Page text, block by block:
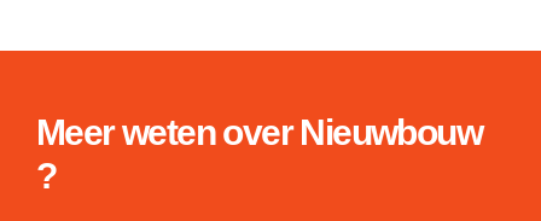
Meer weten over Nieuwbouw
?